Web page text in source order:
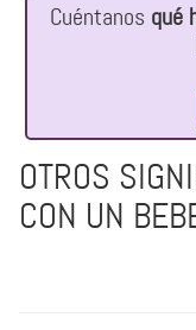
Cuéntanos qué
OTROS
CON UN